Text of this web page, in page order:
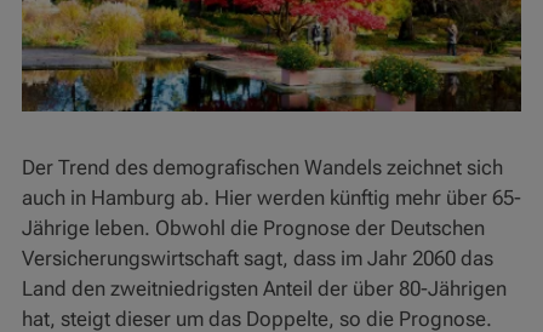
Der Trend des demografischen Wandels zeichnet sich
auch in Hamburg ab. Hier werden künftig mehr über 65-
Jährige leben. Obwohl die Prognose der Deutschen
Versicherungswirtschaft sagt, dass im Jahr 2060 das
Land den zweitniedrigsten Anteil der über 80-Jährigen
hat, steigt dieser um das Doppelte, so die Prognose.